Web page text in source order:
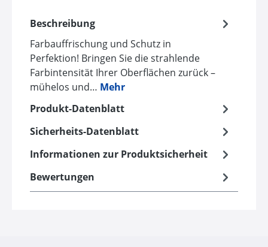
Beschreibung
Farbauffrischung und Schutz in
Perfektion! Bringen Sie die strahlende
Farbintensität Ihrer Oberflächen zurück –
mühelos und… Mehr
Produkt-Datenblatt
Sicherheits-Datenblatt
Informationen zur Produktsicherheit
Bewertungen